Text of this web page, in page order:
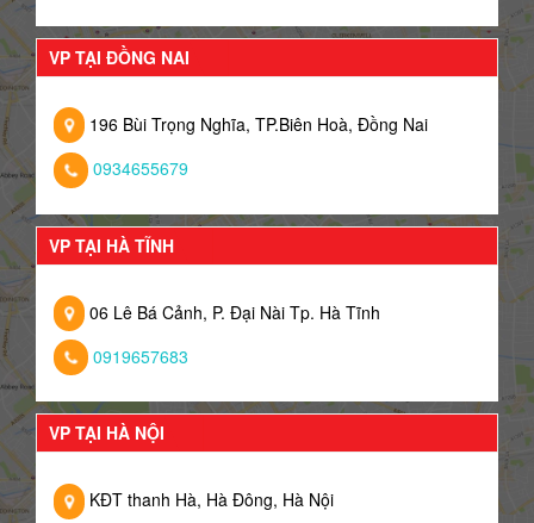
VP TẠI ĐỒNG NAI
196 Bùi Trọng Nghĩa, TP.Biên Hoà, Đồng Nai
0934655679
VP TẠI HÀ TĨNH
06 Lê Bá Cảnh, P. Đại Nài Tp. Hà Tĩnh
0919657683
VP TẠI HÀ NỘI
KĐT thanh Hà, Hà Đông, Hà Nội